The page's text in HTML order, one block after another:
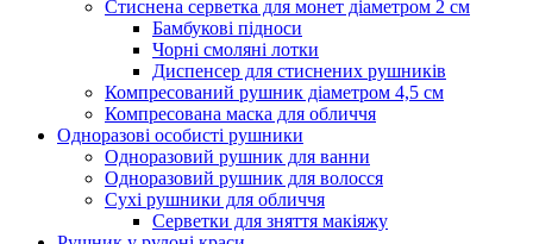
Стиснена серветка для монет діаметром 2 см
Бамбукові підноси
Чорні смоляні лотки
Диспенсер для стиснених рушників
Компресований рушник діаметром 4,5 см
Компресована маска для обличчя
Одноразові особисті рушники
Одноразовий рушник для ванни
Одноразовий рушник для волосся
Сухі рушники для обличчя
Серветки для зняття макіяжу